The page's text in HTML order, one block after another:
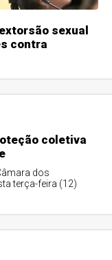
sexual
contra
coletiva
dos
terça-feira (12)